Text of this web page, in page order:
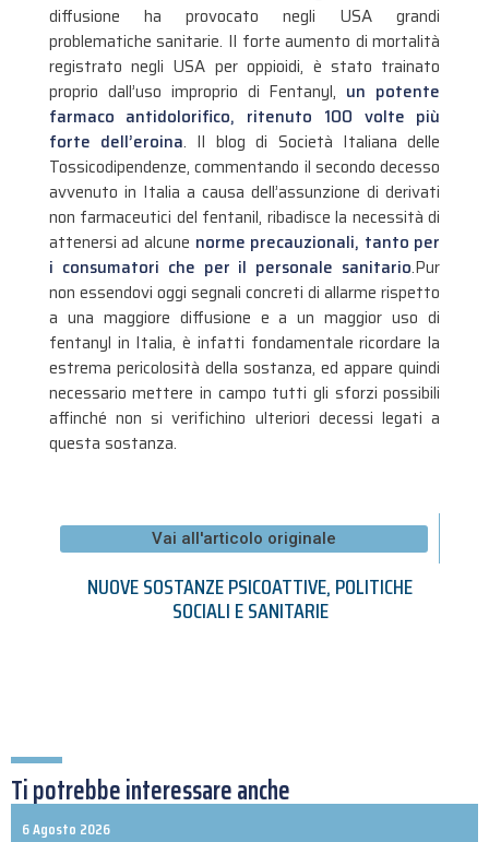
diffusione ha provocato negli USA grandi
problematiche sanitarie. Il forte aumento di mortalità
registrato negli USA per oppioidi, è stato trainato
proprio dall’uso improprio di Fentanyl, un potente
farmaco antidolorifico, ritenuto 100 volte più
forte dell’eroina. Il blog di Società Italiana delle
Tossicodipendenze, commentando il secondo decesso
avvenuto in Italia a causa dell’assunzione di derivati
non farmaceutici del fentanil, ribadisce la necessità di
attenersi ad alcune norme precauzionali, tanto per
i consumatori che per il personale sanitario.Pur
non essendovi oggi segnali concreti di allarme rispetto
a una maggiore diffusione e a un maggior uso di
fentanyl in Italia, è infatti fondamentale ricordare la
estrema pericolosità della sostanza, ed appare quindi
necessario mettere in campo tutti gli sforzi possibili
affinché non si verifichino ulteriori decessi legati a
questa sostanza.
Vai all'articolo originale
NUOVE SOSTANZE PSICOATTIVE,POLITICHE
SOCIALI E SANITARIE
Ti potrebbe interessare anche
6 Agosto 2026